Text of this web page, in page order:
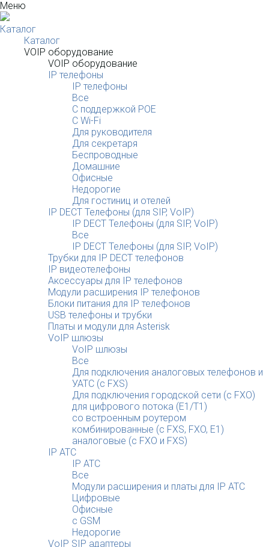
Меню
Каталог
Каталог
VOIP оборудование
VOIP оборудование
IP телефоны
IP телефоны
Все
С поддержкой POE
C Wi-Fi
Для руководителя
Для секретаря
Беспроводные
Домашние
Офисные
Недорогие
Для гостиниц и отелей
IP DECT Телефоны (для SIP, VoIP)
IP DECT Телефоны (для SIP, VoIP)
Все
IP DECT Телефоны (для SIP, VoIP)
Трубки для IP DECT телефонов
IP видеотелефоны
Аксессуары для IP телефонов
Модули расширения IP телефонов
Блоки питания для IP телефонов
USB телефоны и трубки
Платы и модули для Asterisk
VoIP шлюзы
VoIP шлюзы
Все
Для подключения аналоговых телефонов и
УАТС (с FXS)
Для подключения городской сети (с FXO)
для цифрового потока (E1/T1)
со встроенным роутером
комбинированные (c FXS, FXO, E1)
аналоговые (с FXO и FXS)
IP АТС
IP АТС
Все
Модули расширения и платы для IP АТС
Цифровые
Офисные
с GSM
Недорогие
VoIP SIP адаптеры